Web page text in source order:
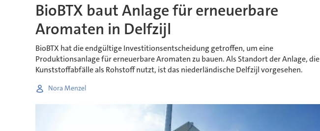
BioBTX baut Anlage für erneuerbare
Aromaten in Delfzijl
BioBTX hat die endgültige Investitionsentscheidung getroffen, um eine
Produktionsanlage für erneuerbare Aromaten zu bauen. Als Standort der Anlage, die
Kunststoffabfälle als Rohstoff nutzt, ist das niederländische Delfzijl vorgesehen.
Nora Menzel